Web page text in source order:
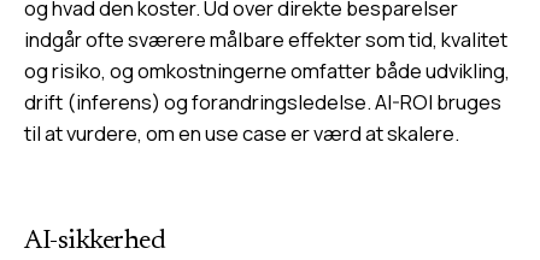
og hvad den koster. Ud over direkte besparelser
indgår ofte sværere målbare effekter som tid, kvalitet
og risiko, og omkostningerne omfatter både udvikling,
drift (inferens) og forandringsledelse. AI-ROI bruges
til at vurdere, om en use case er værd at skalere.
AI-sikkerhed